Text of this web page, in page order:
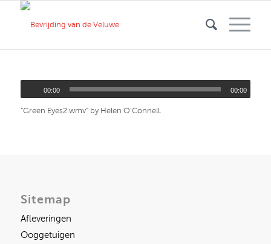
00:00 00:00
“Green Eyes2.wmv” by Helen O’Connell.
Sitemap
Afleveringen
Ooggetuigen